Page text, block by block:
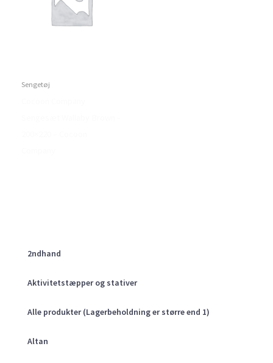
2ndhand
Aktivitetstæpper og stativer
Alle produkter (Lagerbeholdning er større end 1)
Altan
Sengetøj